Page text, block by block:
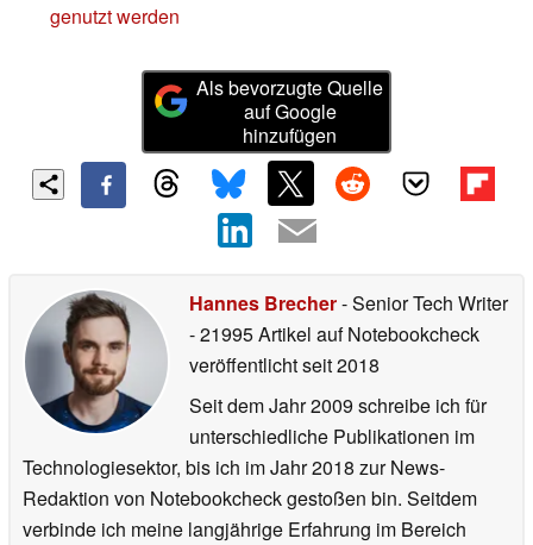
genutzt werden
Als bevorzugte Quelle
auf Google
hinzufügen
Hannes Brecher- Senior Tech Writer
- 21995 Artikel auf Notebookcheck
veröffentlichtseit 2018
Seit dem Jahr 2009 schreibe ich für
unterschiedliche Publikationen im
Technologiesektor, bis ich im Jahr 2018 zur News-
Redaktion von Notebookcheck gestoßen bin. Seitdem
verbinde ich meine langjährige Erfahrung im Bereich